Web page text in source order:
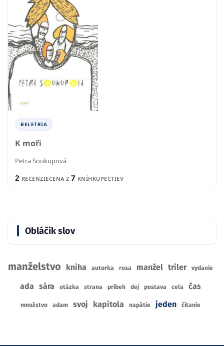
BELETRIA
K moři
Petra Soukupová
2 RECENZIECENA Z 7 KNÍHKUPECTIEV
Obláčik slov
manželstvo kniha autorka rosa manžel triler vydanie
ada sára otázka strana príbeh dej postava cela čas
množstvo adam svoj kapitola napätie jeden čítanie